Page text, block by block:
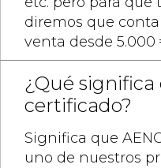
diremos que
venta desde 5.000
¿Qué
certificado?
Significa que
uno de nuestros